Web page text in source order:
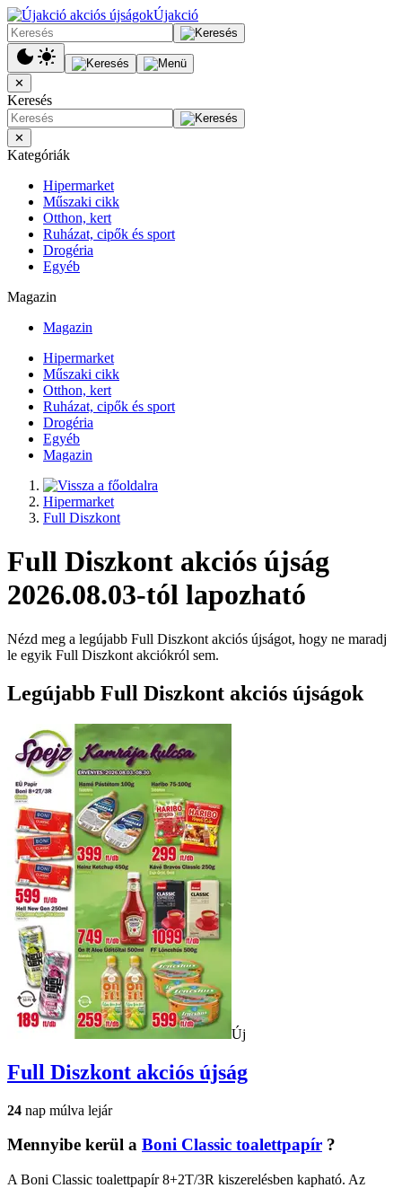
Újakció
✕
Keresés
✕
Kategóriák
Hipermarket
Műszaki cikk
Otthon, kert
Ruházat, cipők és sport
Drogéria
Egyéb
Magazin
Magazin
Hipermarket
Műszaki cikk
Otthon, kert
Ruházat, cipők és sport
Drogéria
Egyéb
Magazin
Hipermarket
Full Diszkont
Full Diszkont akciós újság
2026.08.03-tól lapozható
Nézd meg a legújabb Full Diszkont akciós újságot, hogy ne maradj
le egyik Full Diszkont akciókról sem.
Legújabb Full Diszkont akciós újságok
Új
Full Diszkont akciós újság
24 nap múlva lejár
Mennyibe kerül a Boni Classic toalettpapír ?
A Boni Classic toalettpapír 8+2T/3R kiszerelésben kapható. Az